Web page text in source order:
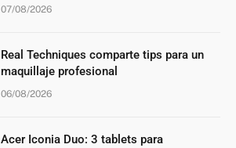
07/08/2026
Real Techniques comparte tips para un
maquillaje profesional
06/08/2026
Acer Iconia Duo: 3 tablets para